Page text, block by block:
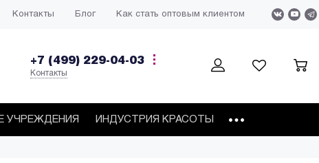
Контакты Блог Как стать оптовым клиентом
+7 (499) 229-04-03
Контакты
УЧРЕЖДЕНИЯ ИНДУСТРИЯ КРАСОТЫ